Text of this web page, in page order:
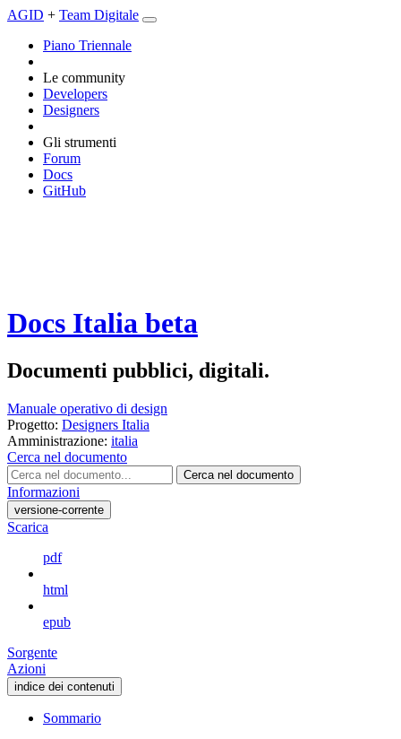
AGID + Team Digitale
Piano Triennale
Le community
Developers
Designers
Gli strumenti
Forum
Docs
GitHub
Docs Italia beta
Documenti pubblici, digitali.
Manuale operativo di design
Progetto: Designers Italia
Amministrazione: italia
Cerca nel documento
Cerca nel documento
Informazioni
versione-corrente
Scarica
pdf
html
epub
Sorgente
Azioni
indice dei contenuti
Sommario